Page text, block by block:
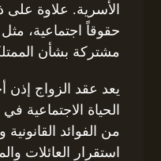
الأسرية. علاوة على
حقوقاً اجتماعية،
مشتركة بشأن
يعد عقد الزواج إذن
الحياة الاجتماعية
من الفوائد
استقرار العائلات